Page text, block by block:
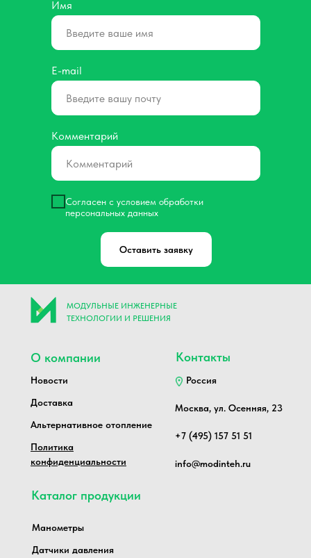
Имя
E-mail
Комментарий
Согласен с условием обработки
персональных данных
Оставить заявку
МОДУЛЬНЫЕ ИНЖЕНЕРНЫЕ
ТЕХНОЛОГИИ И РЕШЕНИЯ
Каталог продукции
Контакты
О компании
Новости Россия
+7 (495) 157 51 51
Москва, ул. Осенняя, 23
Политика
конфиденциальности
Манометры
Датчики давления
info@modinteh.ru
Альтернативное отопление
Доставка